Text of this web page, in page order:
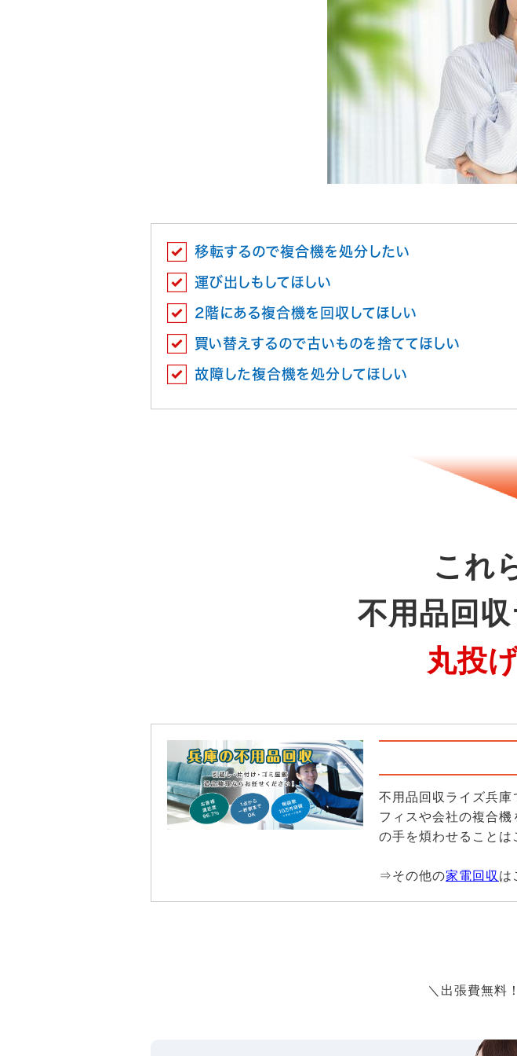
移転するので複合機を処分したい
運び出しもしてほしい
2階にある複合機を回収してほしい
買い替えするので古いものを捨ててほしい
故障した複合機を処分してほしい
これ
不用品回
丸投
不用品回収ライズ兵
フィスや会社の複合
の手を煩わせることは
⇒その他の家電回収 は
＼出張費無料